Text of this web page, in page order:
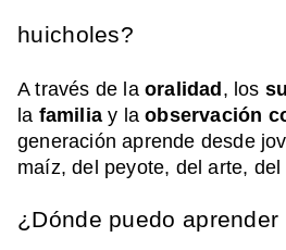
huicholes?
A través de la oralidad, los
la familia y laobservación
generación aprende desde
maíz, del peyote, del arte,
¿Dónde puedo aprender